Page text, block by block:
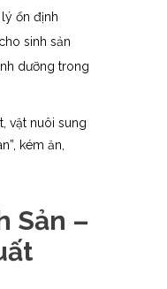
ổn định
sinh sản
dưỡng trong
vật nuôi sung
kém ăn,
Sản –